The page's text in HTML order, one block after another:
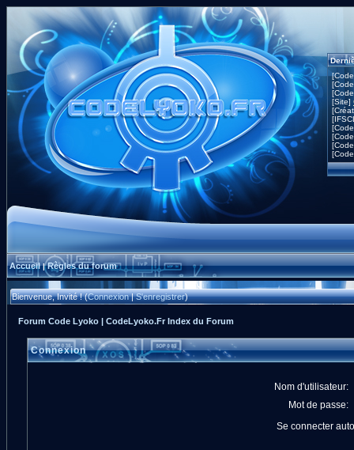
[Site]
Accueil|Règles du forum
Bienvenue, Invité ! (Connexion|S'enregistrer)
Forum Code Lyoko | CodeLyoko.Fr Index du Forum
Connexion
Nom d'utilisateur:
Mot de passe:
Se connecter